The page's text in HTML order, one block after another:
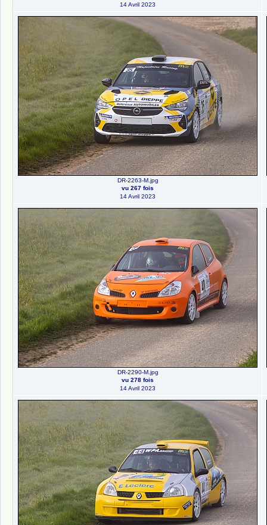
14 Avril 2023
DR-2263-M.jpg
vu 267 fois
14 Avril 2023
DR-2290-M.jpg
vu 278 fois
14 Avril 2023